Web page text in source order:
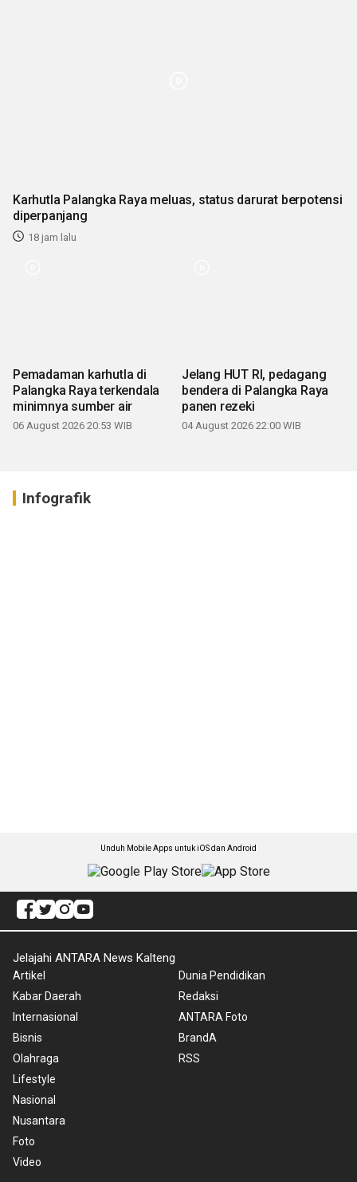
Karhutla Palangka Raya meluas, status darurat berpotensi
diperpanjang
18 jam lalu
Pemadaman karhutla di
Palangka Raya terkendala
minimnya sumber air
06 August 2026 20:53 WIB
Jelang HUT RI, pedagang
bendera di Palangka Raya
panen rezeki
04 August 2026 22:00 WIB
Infografik
Unduh Mobile Apps untuk iOS dan Android
Jelajahi ANTARA News Kalteng
Artikel
Kabar Daerah
Internasional
Bisnis
Olahraga
Lifestyle
Nasional
Nusantara
Foto
Video
Dunia Pendidikan
Redaksi
ANTARA Foto
BrandA
RSS